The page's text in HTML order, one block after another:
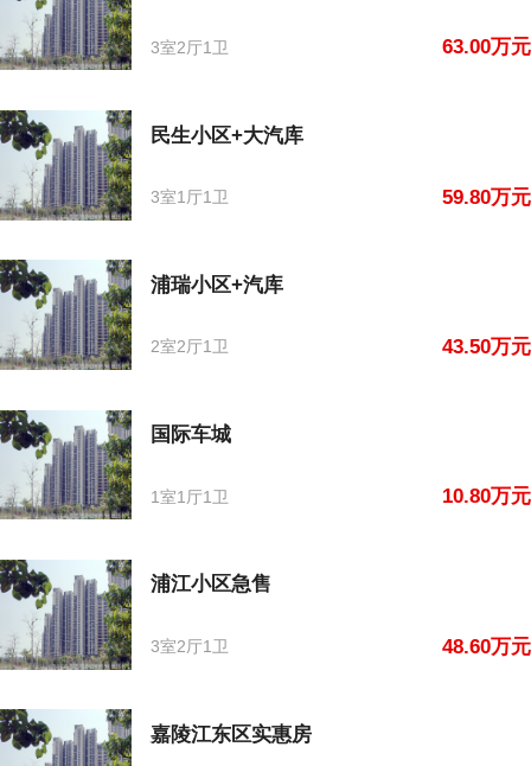
3室2厅1卫 63.00万元
民生小区+大汽库
3室1厅1卫 59.80万元
浦瑞小区+汽库
2室2厅1卫 43.50万元
国际车城
1室1厅1卫 10.80万元
浦江小区急售
3室2厅1卫 48.60万元
嘉陵江东区实惠房